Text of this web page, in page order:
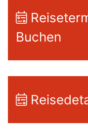
Buchen